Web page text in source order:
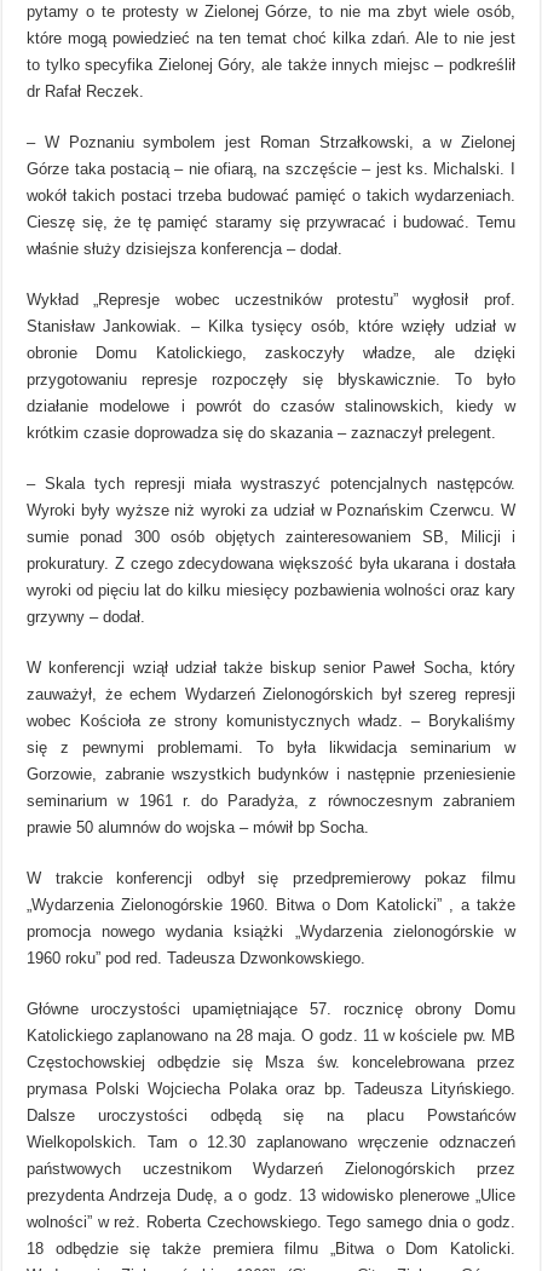
pytamy o te protesty w Zielonej Górze, to nie ma zbyt wiele osób,
które mogą powiedzieć na ten temat choć kilka zdań. Ale to nie jest
to tylko specyfika Zielonej Góry, ale także innych miejsc – podkreślił
dr Rafał Reczek.
– W Poznaniu symbolem jest Roman Strzałkowski, a w Zielonej
Górze taka postacią – nie ofiarą, na szczęście – jest ks. Michalski. I
wokół takich postaci trzeba budować pamięć o takich wydarzeniach.
Cieszę się, że tę pamięć staramy się przywracać i budować. Temu
właśnie służy dzisiejsza konferencja – dodał.
Wykład „Represje wobec uczestników protestu” wygłosił prof.
Stanisław Jankowiak. – Kilka tysięcy osób, które wzięły udział w
obronie Domu Katolickiego, zaskoczyły władze, ale dzięki
przygotowaniu represje rozpoczęły się błyskawicznie. To było
działanie modelowe i powrót do czasów stalinowskich, kiedy w
krótkim czasie doprowadza się do skazania – zaznaczył prelegent.
– Skala tych represji miała wystraszyć potencjalnych następców.
Wyroki były wyższe niż wyroki za udział w Poznańskim Czerwcu. W
sumie ponad 300 osób objętych zainteresowaniem SB, Milicji i
prokuratury. Z czego zdecydowana większość była ukarana i dostała
wyroki od pięciu lat do kilku miesięcy pozbawienia wolności oraz kary
grzywny – dodał.
W konferencji wziął udział także biskup senior Paweł Socha, który
zauważył, że echem Wydarzeń Zielonogórskich był szereg represji
wobec Kościoła ze strony komunistycznych władz. – Borykaliśmy
się z pewnymi problemami. To była likwidacja seminarium w
Gorzowie, zabranie wszystkich budynków i następnie przeniesienie
seminarium w 1961 r. do Paradyża, z równoczesnym zabraniem
prawie 50 alumnów do wojska – mówił bp Socha.
W trakcie konferencji odbył się przedpremierowy pokaz filmu
„Wydarzenia Zielonogórskie 1960. Bitwa o Dom Katolicki” , a także
promocja nowego wydania książki „Wydarzenia zielonogórskie w
1960 roku” pod red. Tadeusza Dzwonkowskiego.
Główne uroczystości upamiętniające 57. rocznicę obrony Domu
Katolickiego zaplanowano na 28 maja. O godz. 11 w kościele pw. MB
Częstochowskiej odbędzie się Msza św. koncelebrowana przez
prymasa Polski Wojciecha Polaka oraz bp. Tadeusza Lityńskiego.
Dalsze uroczystości odbędą się na placu Powstańców
Wielkopolskich. Tam o 12.30 zaplanowano wręczenie odznaczeń
państwowych uczestnikom Wydarzeń Zielonogórskich przez
prezydenta Andrzeja Dudę, a o godz. 13 widowisko plenerowe „Ulice
wolności” w reż. Roberta Czechowskiego. Tego samego dnia o godz.
18 odbędzie się także premiera filmu „Bitwa o Dom Katolicki.